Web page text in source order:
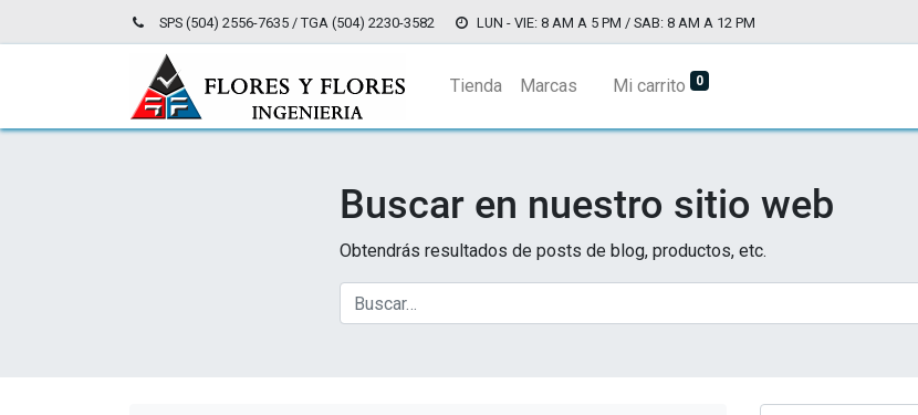
SPS (504) 2556-7635 / TGA (504) 2230-3582 LUN - VIE: 8 AM A 5 PM / SAB: 8 AM A 12 PM
Tienda Marcas Mi carrito 0
Buscar en nuestro sitio web
Obtendrás resultados de posts de blog, productos, etc.